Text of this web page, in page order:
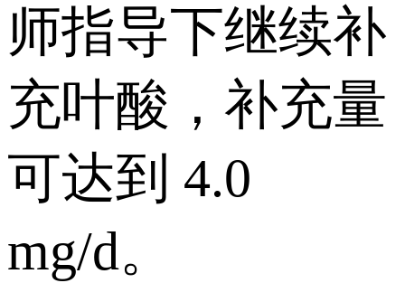
师指导下继续补
充叶酸，补充量
可达到 4.0
mg/d。